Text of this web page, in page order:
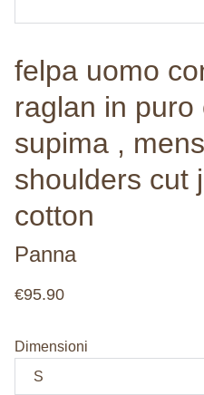
felpa uomo
raglan in puro
supima ,
shoulders cut
cotton
Panna
€95.90
Dimensioni